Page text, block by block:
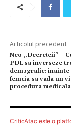
Articolul precedent
Neo-„Decreteii” –
PDL sa inverseze
demografic: inainte
femeia sa vada un
procedura medicala
CriticAtac este o